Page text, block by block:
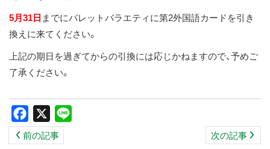
5月31日 までにパレットバラエティに第2外国語カードを引き
換えに来てください。
上記の期日を過ぎてからの引換には応じかねますので、予めご
了承ください。
Facebook
前の記事 次の記事